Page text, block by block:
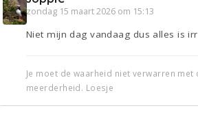
zondag 15 maart 2026 om 15:13
Niet mijn dag vandaag dus alles is
Je moet de waarheid niet verwarren met
meerderheid. Loesje